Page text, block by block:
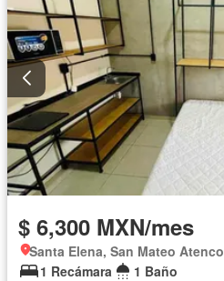
$ 6,300 MXN/mes
Santa Elena, San Mateo Atenco
1 Recámara
1 Baño